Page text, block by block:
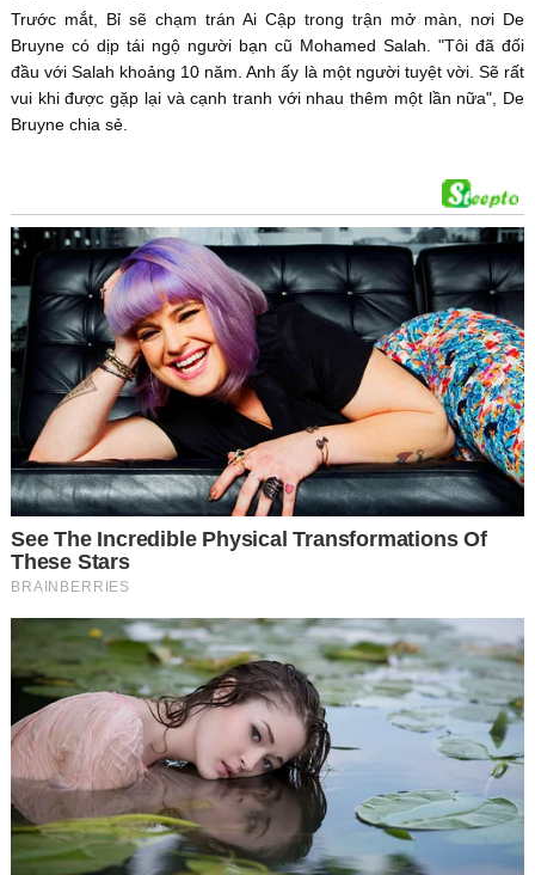
Trước mắt, Bỉ sẽ chạm trán Ai Cập trong trận mở màn, nơi De
Bruyne có dịp tái ngộ người bạn cũ Mohamed Salah. "Tôi đã đối
đầu với Salah khoảng 10 năm. Anh ấy là một người tuyệt vời. Sẽ rất
vui khi được gặp lại và cạnh tranh với nhau thêm một lần nữa", De
Bruyne chia sẻ.